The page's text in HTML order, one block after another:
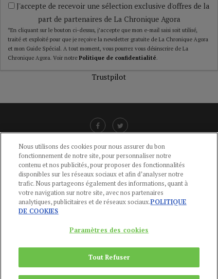
J'accepte de recevoir une sélection exclusive d'offres de la
part de partenaires de La Chronique Agora
*En cliquant sur le bouton ci-dessus, j’accepte que mon e-mail saisi soit utilisé,
traité et exploité pour que je reçoive la newsletter gratuite de La Chronique Agora
et mon Guide Spécial. A tout moment, vous pourrez vous désinscrire de La
Chronique Agora. Voir notre Politique de confidentialité.
Trustpilot
LIENS UTILES
CGU-POLITIQUE DE CONFIDENTIALITÉ -POLITIQUE DES COOKIES
MENTIONS LÉGALES -AIDE
CONTACT
Du Lundi au Vendredi, 9h-13h et 14h-17h
Copyright © 2024Publications Agora
Nous utilisons des cookies pour nous assurer du bon
fonctionnement de notre site, pour personnaliser notre
contenu et nos publicités, pour proposer des fonctionnalités
disponibles sur les réseaux sociaux et afin d’analyser notre
trafic. Nous partageons également des informations, quant à
votre navigation sur notre site, avec nos partenaires
analytiques, publicitaires et de réseaux sociaux.POLITIQUE
DE COOKIES
Paramètres des cookies
Tout Refuser